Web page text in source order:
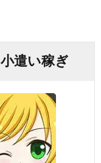
遣い稼ぎ